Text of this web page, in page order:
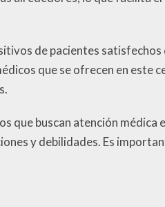
de pacientes satisfechos
que se ofrecen en este
que buscan atención médica
y debilidades. Es